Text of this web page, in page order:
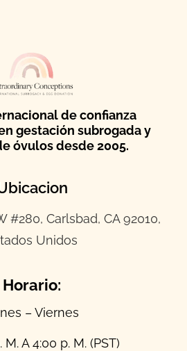
de confianza
gestación subrogada y
óvulos desde 2005.
#280, Carlsbad, CA 92010,
Unidos
Horario:
– Viernes
M. A 4:00 p. M. (PST)